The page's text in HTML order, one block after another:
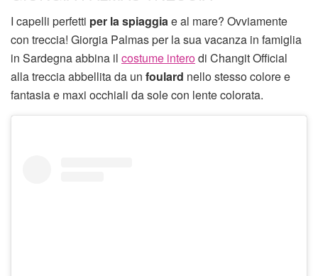
I capelli perfetti per la spiaggiae al mare? Ovviamente
con treccia! Giorgia Palmas per la sua vacanza in famiglia
in Sardegna abbina il costume interodi Changit Official
alla treccia abbellita da un foulard nello stesso colore e
fantasia e maxi occhiali da sole con lente colorata.